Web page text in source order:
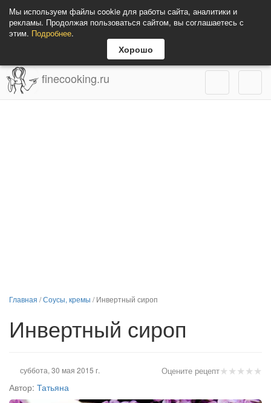
Мы используем файлы cookie для работы сайта, аналитики и
рекламы. Продолжая пользоваться сайтом, вы соглашаетесь с
этим. Подробнее.
Хорошо
finecooking.ru
Главная /Соусы, кремы /Инвертный сироп
Инвертный сироп
★★★★★
Оцените рецепт
суббота, 30 мая 2015 г.
Автор: Татьяна